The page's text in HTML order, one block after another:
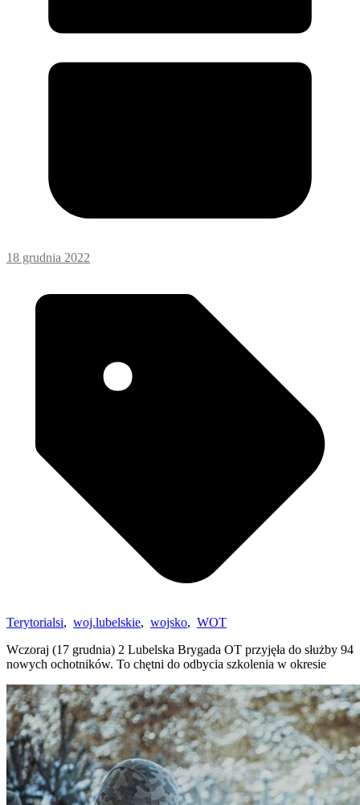
18 grudnia 2022
Terytorialsi, woj.lubelskie, wojsko, WOT
Wczoraj (17 grudnia) 2 Lubelska Brygada OT przyjęła do służby 94
nowych ochotników. To chętni do odbycia szkolenia w okresie